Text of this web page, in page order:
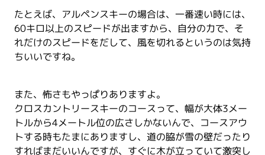
たとえば、アルペンスキーの場合は、一番速い時には、
60キロ以上のスピードが出ますから、自分の力で、そ
れだけのスピードをだして、風を切れるというのは気持
ちいいですね。
また、怖さもやっぱりありますよ。
クロスカントリースキーのコースって、幅が大体3メー
トルから4メートル位の広さしかないんで、コースアウ
トする時もたまにありますし、道の脇が雪の壁だったり
すればまだいいんですが、すぐに木が立っていて激突し